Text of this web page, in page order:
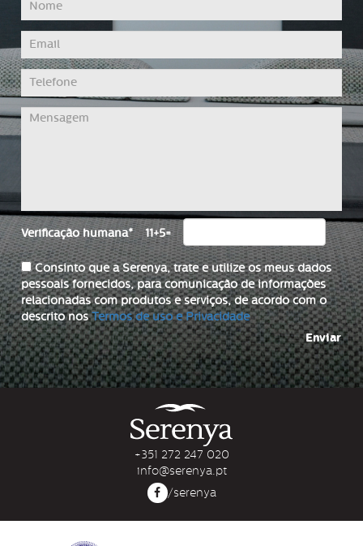
Verificação humana* 11+5=
Consinto que a Serenya, trate e utilize os meus dados
pessoais fornecidos, para comunicação de informações
relacionadas com produtos e serviços, de acordo com o
descrito nosTermos de uso e Privacidade
Enviar
+351 272 247 020
info@serenya.pt
/serenya